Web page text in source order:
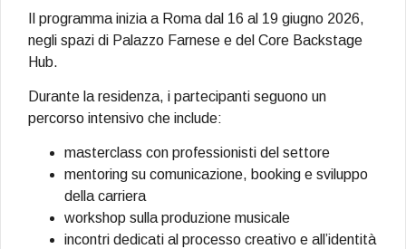
Il programma inizia a Roma dal 16 al 19 giugno 2026,
negli spazi di Palazzo Farnese e del Core Backstage
Hub.
Durante la residenza, i partecipanti seguono un
percorso intensivo che include:
masterclass con professionisti del settore
mentoring su comunicazione, booking e sviluppo
della carriera
workshop sulla produzione musicale
incontri dedicati al processo creativo e all’identità